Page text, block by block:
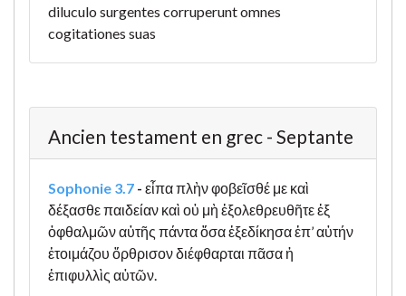
diluculo surgentes corruperunt omnes
cogitationes suas
Ancien testament en grec - Septante
Sophonie 3.7 - εἶπα πλὴν φοβεῖσθέ με καὶ
δέξασθε παιδείαν καὶ οὐ μὴ ἐξολεθρευθῆτε ἐξ
ὀφθαλμῶν αὐτῆς πάντα ὅσα ἐξεδίκησα ἐπ’ αὐτήν
ἑτοιμάζου ὄρθρισον διέφθαρται πᾶσα ἡ
ἐπιφυλλὶς αὐτῶν.